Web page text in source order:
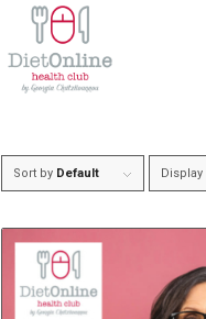
Sort by Default Display